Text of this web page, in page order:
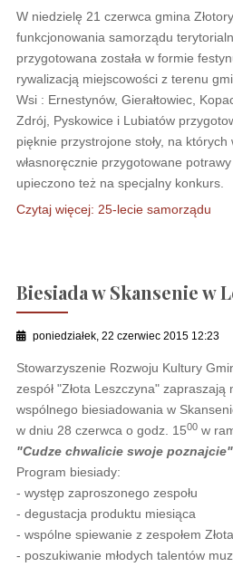
W niedzielę 21 czerwca gmina
funkcjonowania samorządu
przygotowana została w formie
rywalizacją miejscowości z terenu
Wsi : Ernestynów, Gierałtowiec,
Zdrój, Pyskowice i Lubiatów
pięknie przystrojone stoły, na
własnoręcznie przygotowane
upieczono też na specjalny konkurs.
Czytaj więcej: 25-lecie samorządu
Biesiada w Skansenie w
poniedziałek, 22 czerwiec 2015 12:23
Stowarzyszenie Rozwoju Kultury
zespół "Złota Leszczyna" zapraszają
wspólnego biesiadowania w
w dniu 28 czerwca o godz. 1500w
"Cudze chwalicie swoje poznajcie".
Program biesiady:
- występ zaproszonego zespołu
- degustacja produktu miesiąca
- wspólne spiewanie z zespołem
- poszukiwanie młodych talentów